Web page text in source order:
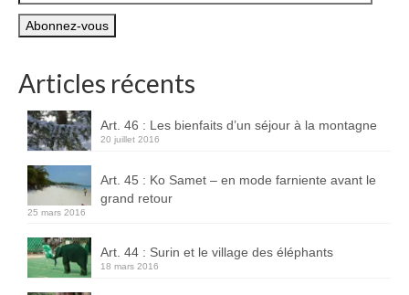
e-
mail
Articles récents
Art. 46 : Les bienfaits d’un séjour à la montagne
20 juillet 2016
Art. 45 : Ko Samet – en mode farniente avant le
grand retour
25 mars 2016
Art. 44 : Surin et le village des éléphants
18 mars 2016